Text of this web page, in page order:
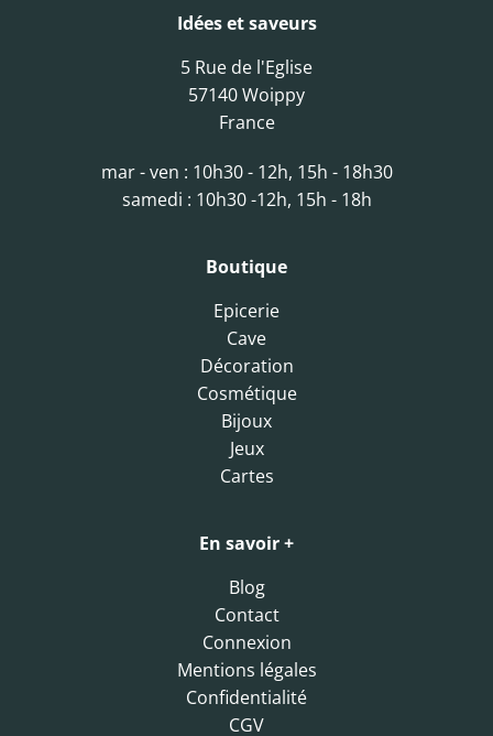
Idées et saveurs
5 Rue de l'Eglise
57140 Woippy
France
mar - ven : 10h30 - 12h, 15h - 18h30
samedi : 10h30 -12h, 15h - 18h
Boutique
Epicerie
Cave
Décoration
Cosmétique
Bijoux
Jeux
Cartes
En savoir +
Blog
Contact
Connexion
Mentions légales
Confidentialité
CGV